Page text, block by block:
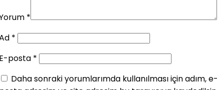
*
*
posta *
Daha sonraki yorumlarımda kullanılması için adım, e-